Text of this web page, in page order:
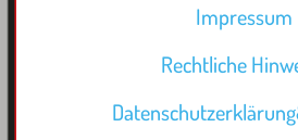
Impressum
Rechtliche